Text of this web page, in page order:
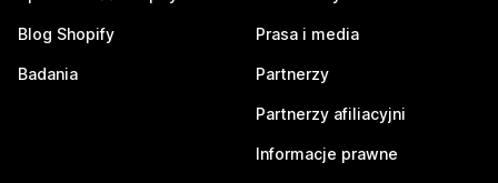
Blog Shopify
Badania
Prasa i media
Partnerzy
Partnerzy afiliacyjni
Informacje prawne